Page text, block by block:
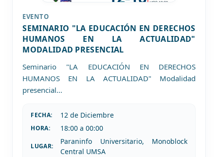
EVENTO
SEMINARIO "LA EDUCACIÓN EN DERECHOS
HUMANOS EN LA ACTUALIDAD"
MODALIDAD PRESENCIAL
Seminario "LA EDUCACIÓN EN DERECHOS
HUMANOS EN LA ACTUALIDAD" Modalidad
presencial...
FECHA: 12 de Diciembre
HORA: 18:00 a 00:00
LUGAR:
Paraninfo Universitario, Monoblock
Central UMSA